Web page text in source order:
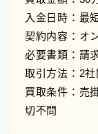
入金日時：最
契約内容：オ
必要書類：請
取引方法：2社
買取条件：売
切不問